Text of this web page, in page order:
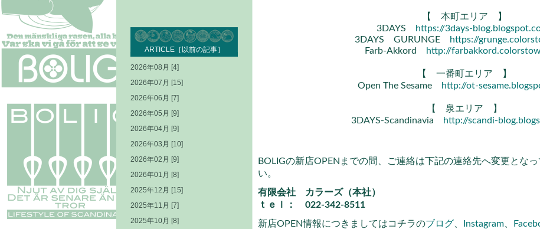
【 本町エリア 】
3DAYS
https://3days-
3DAYS GURUNGE
https://
Farb-Akkord
http://
【 一番町エリア 】
Open The Sesame
http://ot-
【 泉エリア 】
3DAYS-Scandinavia
http://scandi-
BOLIGの新店OPENまでの間、ご連絡は下記の連絡先へ変更とな
い。
有限会社 カラーズ（本社）
ｔｅｌ： 022-342-8511
新店OPEN情報につきましてはコチラのブログ Instagram
ARTICLE［以前の記事］
2026年08月 [4]
2026年07月 [15]
2026年06月 [7]
2026年05月 [9]
2026年04月 [9]
2026年03月 [10]
2026年02月 [9]
2026年01月 [8]
2025年12月 [15]
2025年11月 [7]
2025年10月 [8]